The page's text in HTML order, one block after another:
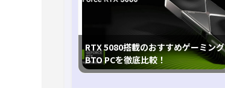
RTX 5080搭載のおすすめゲーミング
BTO PCを徹底比較！